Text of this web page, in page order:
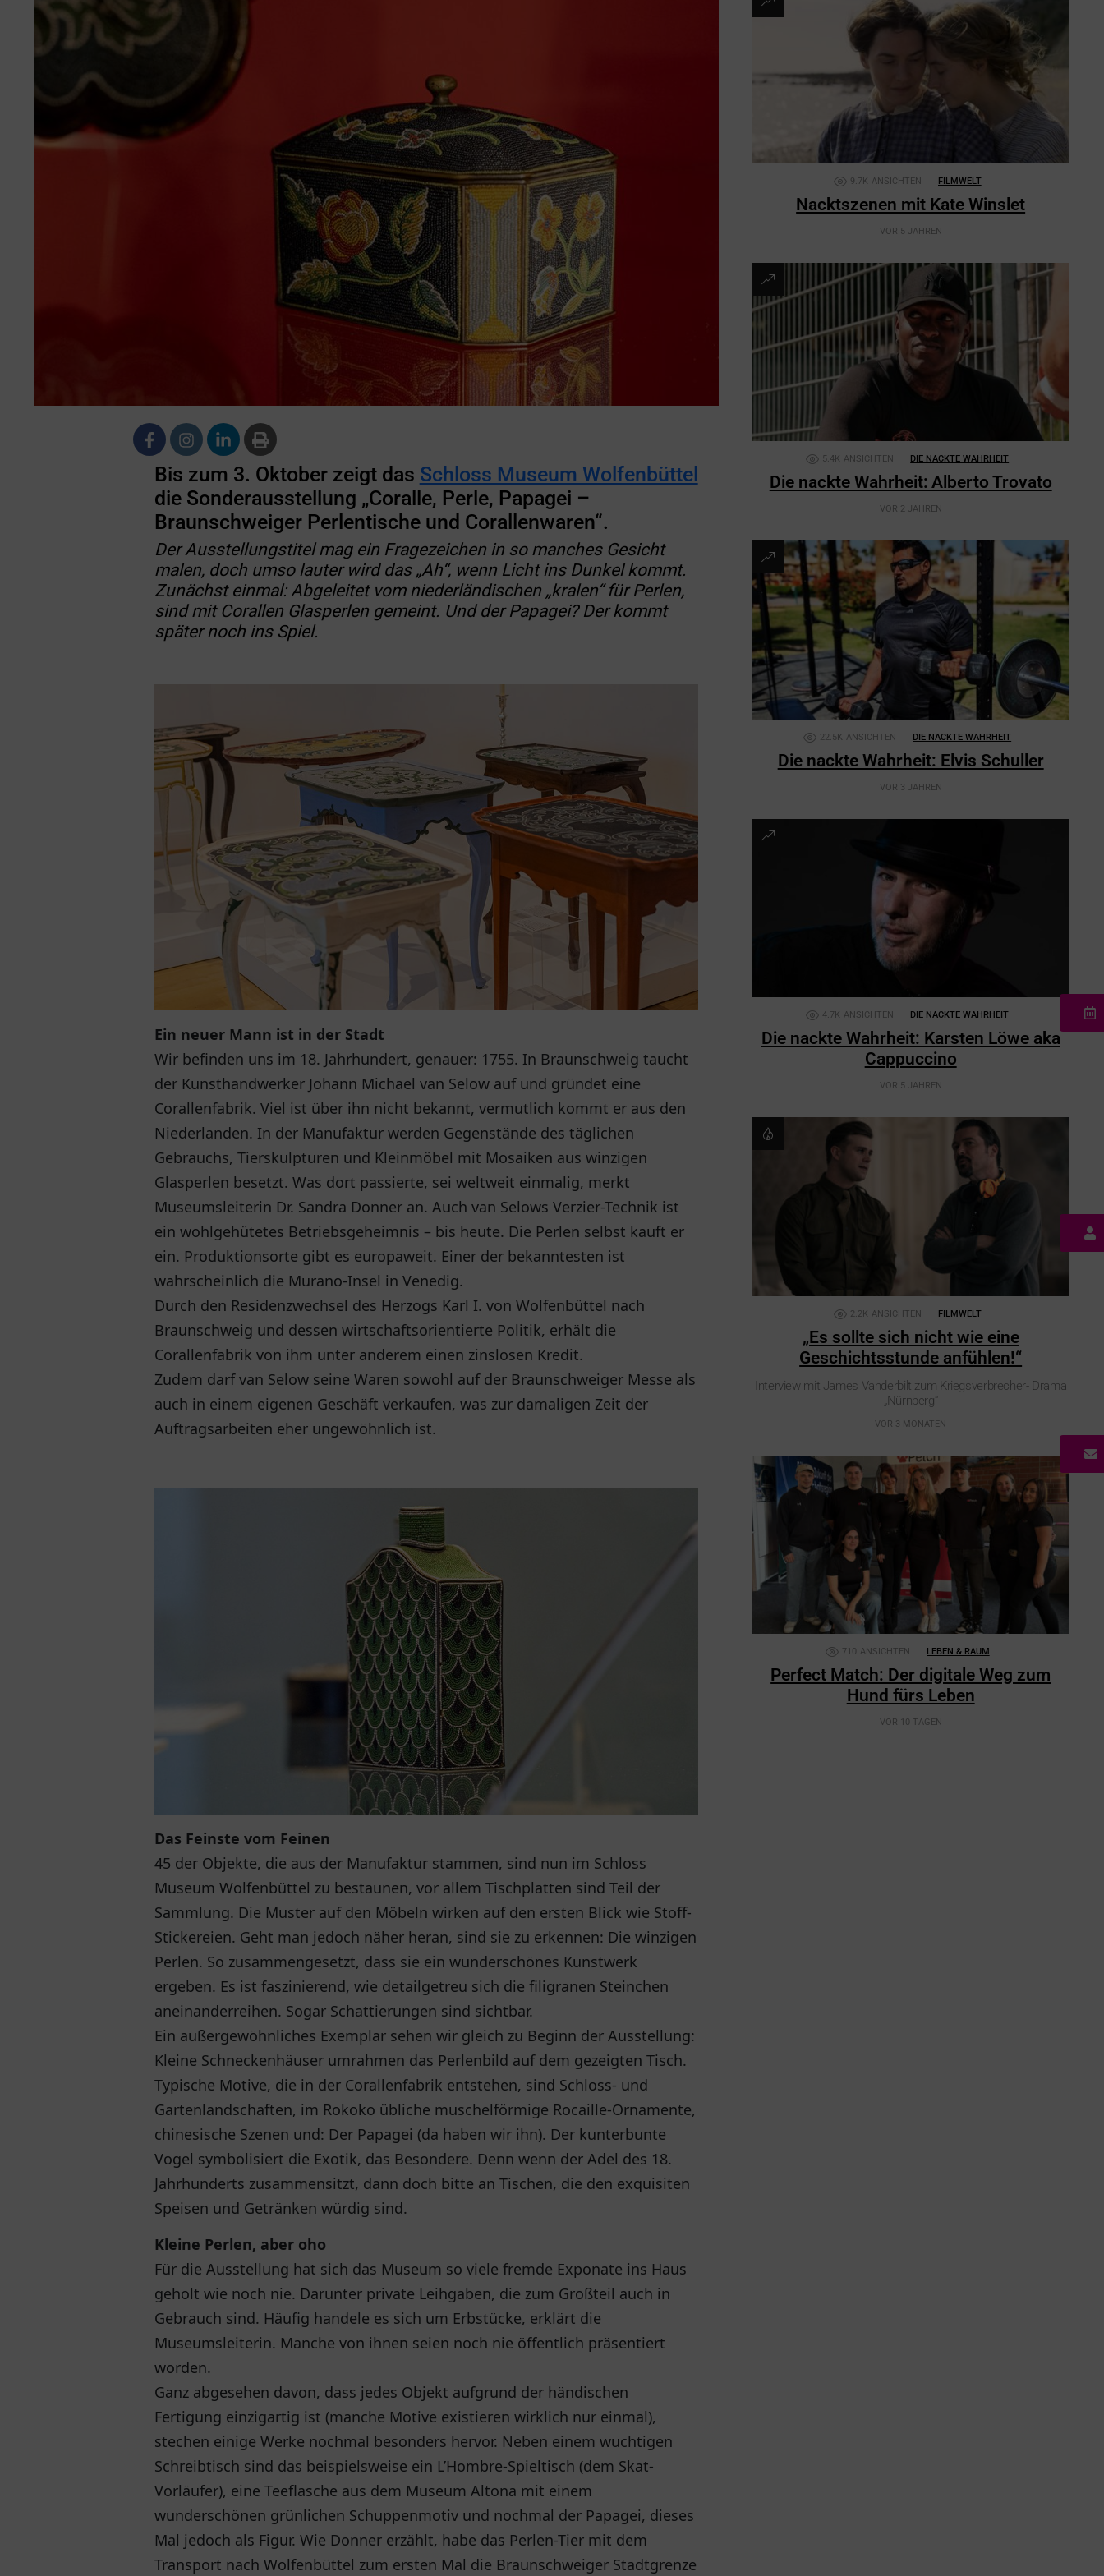
Bis zum 3. Oktober zeigt das Schloss Museum Wolfenbüttel
die Sonderausstellung „Coralle, Perle, Papagei –
Braunschweiger Perlentische und Corallenwaren“.
Der Ausstellungstitel mag ein Fragezeichen in so manches Gesicht
malen, doch umso lauter wird das „Ah“, wenn Licht ins Dunkel kommt.
Zunächst einmal: Abgeleitet vom niederländischen „kralen“ für Perlen,
sind mit Corallen Glasperlen gemeint. Und der Papagei? Der kommt
später noch ins Spiel.
Ein neuer Mann ist in der Stadt
Wir befinden uns im 18. Jahrhundert, genauer: 1755. In Braunschweig taucht
der Kunsthandwerker Johann Michael van Selow auf und gründet eine
Corallenfabrik. Viel ist über ihn nicht bekannt, vermutlich kommt er aus den
Niederlanden. In der Manufaktur werden Gegenstände des täglichen
Gebrauchs, Tierskulpturen und Kleinmöbel mit Mosaiken aus winzigen
Glasperlen besetzt. Was dort passierte, sei weltweit einmalig, merkt
Museumsleiterin Dr. Sandra Donner an. Auch van Selows Verzier-Technik ist
ein wohlgehütetes Betriebsgeheimnis – bis heute. Die Perlen selbst kauft er
ein. Produktionsorte gibt es europaweit. Einer der bekanntesten ist
wahrscheinlich die Murano-Insel in Venedig.
Durch den Residenzwechsel des Herzogs Karl I. von Wolfenbüttel nach
Braunschweig und dessen wirtschaftsorientierte Politik, erhält die
Corallenfabrik von ihm unter anderem einen zinslosen Kredit.
Zudem darf van Selow seine Waren sowohl auf der Braunschweiger Messe als
auch in einem eigenen Geschäft verkaufen, was zur damaligen Zeit der
Auftragsarbeiten eher ungewöhnlich ist.
Das Feinste vom Feinen
45 der Objekte, die aus der Manufaktur stammen, sind nun im Schloss
Museum Wolfenbüttel zu bestaunen, vor allem Tischplatten sind Teil der
Sammlung. Die Muster auf den Möbeln wirken auf den ersten Blick wie Stoff-
Stickereien. Geht man jedoch näher heran, sind sie zu erkennen: Die winzigen
Perlen. So zusammengesetzt, dass sie ein wunderschönes Kunstwerk
ergeben. Es ist faszinierend, wie detailgetreu sich die filigranen Steinchen
aneinanderreihen. Sogar Schattierungen sind sichtbar.
Ein außergewöhnliches Exemplar sehen wir gleich zu Beginn der Ausstellung:
Kleine Schneckenhäuser umrahmen das Perlenbild auf dem gezeigten Tisch.
Typische Motive, die in der Corallenfabrik entstehen, sind Schloss- und
Gartenlandschaften, im Rokoko übliche muschelförmige Rocaille-Ornamente,
chinesische Szenen und: Der Papagei (da haben wir ihn). Der kunterbunte
Vogel symbolisiert die Exotik, das Besondere. Denn wenn der Adel des 18.
Jahrhunderts zusammensitzt, dann doch bitte an Tischen, die den exquisiten
Speisen und Getränken würdig sind.
Kleine Perlen, aber oho
Für die Ausstellung hat sich das Museum so viele fremde Exponate ins Haus
geholt wie noch nie. Darunter private Leihgaben, die zum Großteil auch in
Gebrauch sind. Häufig handele es sich um Erbstücke, erklärt die
Museumsleiterin. Manche von ihnen seien noch nie öffentlich präsentiert
worden.
Ganz abgesehen davon, dass jedes Objekt aufgrund der händischen
Fertigung einzigartig ist (manche Motive existieren wirklich nur einmal),
stechen einige Werke nochmal besonders hervor. Neben einem wuchtigen
Schreibtisch sind das beispielsweise ein L’Hombre-Spieltisch (dem Skat-
Vorläufer), eine Teeflasche aus dem Museum Altona mit einem
wunderschönen grünlichen Schuppenmotiv und nochmal der Papagei, dieses
Mal jedoch als Figur. Wie Donner erzählt, habe das Perlen-Tier mit dem
Transport nach Wolfenbüttel zum ersten Mal die Braunschweiger Stadtgrenze
9.7K ANSICHTEN FILMWELT
Nacktszenen mit Kate Winslet
VOR 5 JAHREN
5.4K ANSICHTEN DIE NACKTE WAHRHEIT
Die nackte Wahrheit: Alberto Trovato
VOR 2 JAHREN
22.5K ANSICHTEN DIE NACKTE WAHRHEIT
Die nackte Wahrheit: Elvis Schuller
VOR 3 JAHREN
4.7K ANSICHTEN DIE NACKTE WAHRHEIT
Die nackte Wahrheit: Karsten Löwe aka
Cappuccino
VOR 5 JAHREN
2.2K ANSICHTEN FILMWELT
„Es sollte sich nicht wie eine
Geschichtsstunde anfühlen!“
Interview mit James Vanderbilt zum Kriegsverbrecher- Drama
„Nürnberg“
VOR 3 MONATEN
710 ANSICHTEN LEBEN & RAUM
Perfect Match: Der digitale Weg zum
Hund fürs Leben
VOR 10 TAGEN